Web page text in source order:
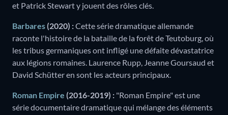
et Patrick Stewart y jouent des rôles clés.
Barbares (2020) :Cette série dramatique allemande
raconte l'histoire de la bataille de la forêt de Teutoburg, où
les tribus germaniques ont infligé une défaite dévastatrice
aux légions romaines. Laurence Rupp, Jeanne Goursaud et
David Schütter en sont les acteurs principaux.
Roman Empire (2016-2019) : "Roman Empire" est une
série documentaire dramatique qui mélange des éléments